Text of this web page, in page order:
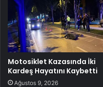
Motosiklet Kazasında İki
Kardeş Hayatını Kaybetti
Ağustos 9, 2026